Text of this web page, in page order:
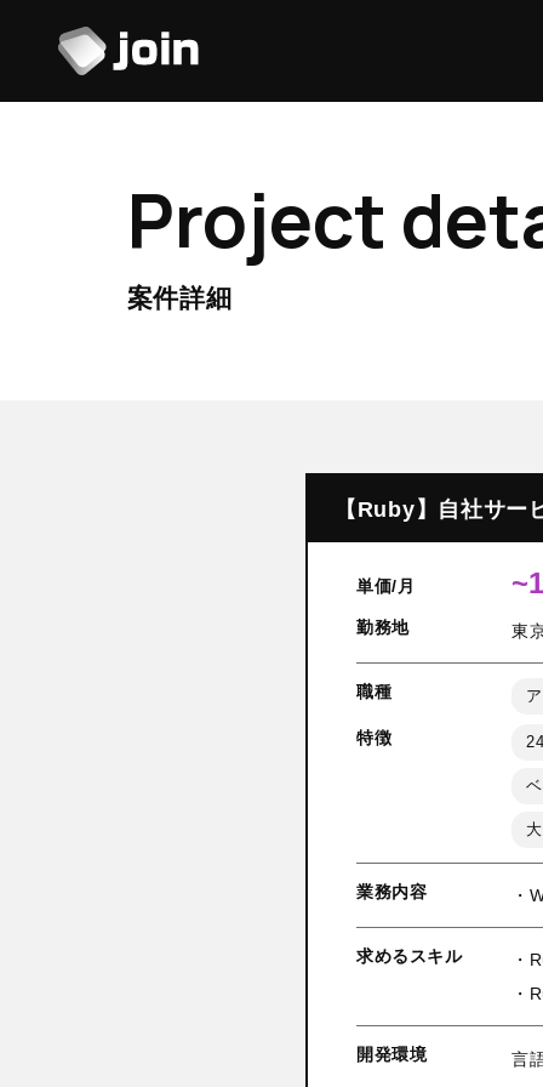
Project
案件詳細
【Ruby】自社サー
単価/月
勤務地 東
職種
特徴
業務内容 ・
求めるスキル
・
・
開発環境 言